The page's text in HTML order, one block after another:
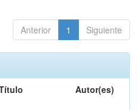
Anterior 1 Siguiente
Autor(es)